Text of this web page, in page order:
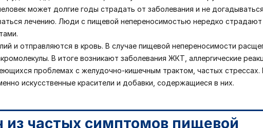
может долгие годы страдать от заболевания и не
лечению. Люди с пищевой непереносимостью нередко
и отправляются в кровь. В случае пищевой непереносимости
В итоге возникают заболевания ЖКТ, аллергические
проблемах с желудочно-кишечным трактом, частых стрессах.
искусственные красители и добавки, содержащиеся в них.